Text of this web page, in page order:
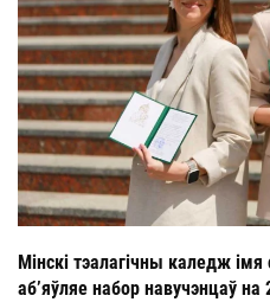
Мінскі тэалагічны каледж
аб’яўляе набор навучэнцаў